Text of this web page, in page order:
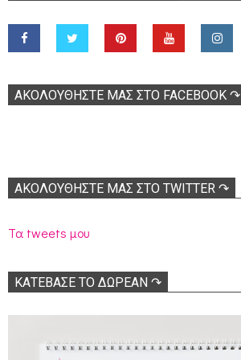
ΑΚΟΛOΥΘΉΣΤΕ ΜΑΣ ΣΤΟ FACEBOOK ↷
ΑΚΟΛΟΥΘΉΣΤΕ ΜΑΣ ΣΤΟ TWITTER ↷
Τα tweets μου
ΚΑΤΕΒΑΣΕ ΤΟ ΔΩΡΕΑΝ ↷